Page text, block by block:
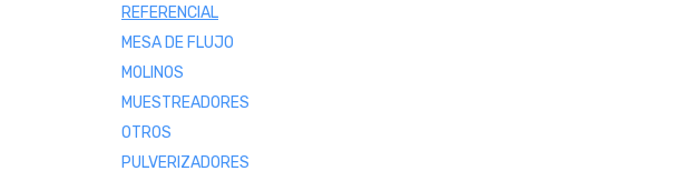
REFERENCIAL
MESA DE FLUJO
MOLINOS
MUESTREADORES
OTROS
PULVERIZADORES